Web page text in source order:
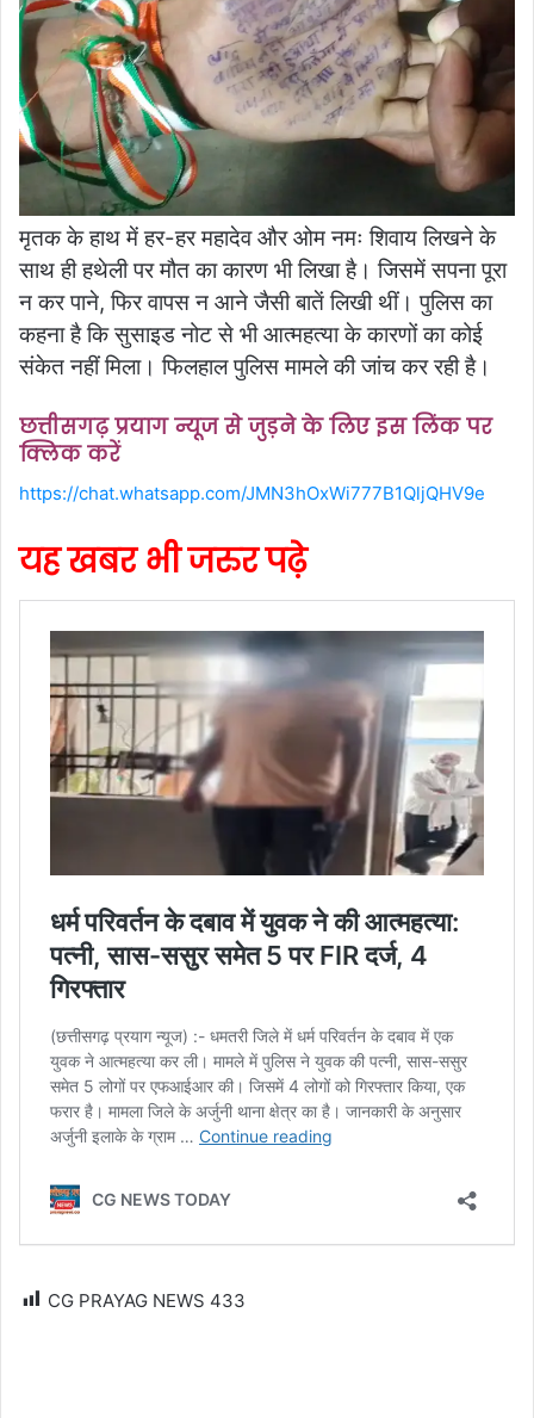
मृतक के हाथ में हर-हर महादेव और ओम नमः शिवाय लिखने के
साथ ही हथेली पर मौत का कारण भी लिखा है। जिसमें सपना पूरा
न कर पाने, फिर वापस न आने जैसी बातें लिखी थीं। पुलिस का
कहना है कि सुसाइड नोट से भी आत्महत्या के कारणों का कोई
संकेत नहीं मिला। फिलहाल पुलिस मामले की जांच कर रही है।
छत्तीसगढ़ प्रयाग न्यूज से जुड़ने के लिए इस लिंक पर
क्लिक करें
https://chat.whatsapp.com/JMN3hOxWi777B1QljQHV9e
यह खबर भी जरुर पढ़े
CG PRAYAG NEWS 433